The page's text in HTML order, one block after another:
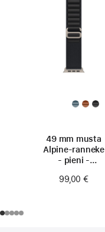
49 mm musta
Alpine-ranneke
- pieni -
99,00 €